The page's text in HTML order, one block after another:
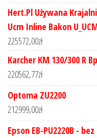
Hert.Pl Używana
Ucm Inline Bakon
225572,00zł
Karcher KM 130/300 R
220562,77zł
Optoma ZU2200
212999,00zł
Epson EB-PU2220B -